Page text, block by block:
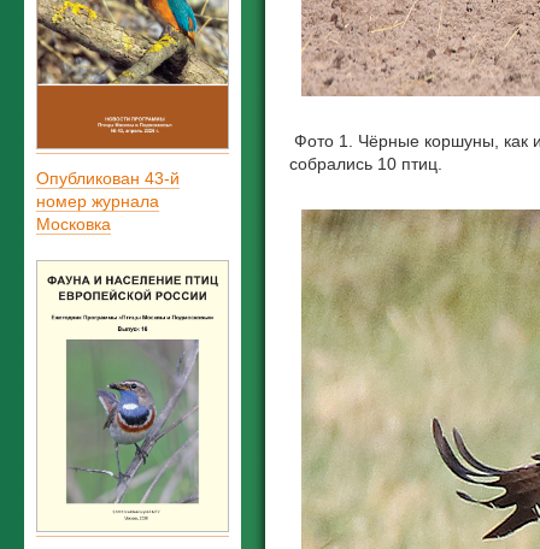
Опубликован 43-й
номер журнала
Московка
Фото 1. Чёрные коршуны, как
собрались 10 птиц.